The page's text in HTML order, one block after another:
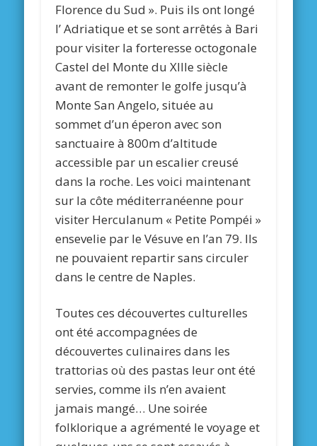
Florence du Sud ». Puis ils ont longé
l’ Adriatique et se sont arrêtés à Bari
pour visiter la forteresse octogonale
Castel del Monte du XIIIe siècle
avant de remonter le golfe jusqu’à
Monte San Angelo, située au
sommet d’un éperon avec son
sanctuaire à 800m d’altitude
accessible par un escalier creusé
dans la roche. Les voici maintenant
sur la côte méditerranéenne pour
visiter Herculanum « Petite Pompéi »
ensevelie par le Vésuve en l’an 79. Ils
ne pouvaient repartir sans circuler
dans le centre de Naples.
Toutes ces découvertes culturelles
ont été accompagnées de
découvertes culinaires dans les
trattorias où des pastas leur ont été
servies, comme ils n’en avaient
jamais mangé… Une soirée
folklorique a agrémenté le voyage et